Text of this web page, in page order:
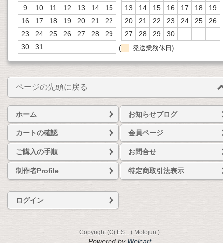
9
10 11 12 13 14
15
16
17 18 19 20 21
22
23
24 25 26 27 28
29
30
31
13
14 15 16 17 18
19
20
21 22 23 24 25
26
27
28 29 30
( 発送業務休日)
ページの先頭に戻る
ホーム お知らせブログ
カートの確認 会員ページ
ご購入の手順 お問合せ
制作者Profile 特定商取引法表示
ログイン
Copyright (C) ES... ( Molojun )
Powered by Welcart